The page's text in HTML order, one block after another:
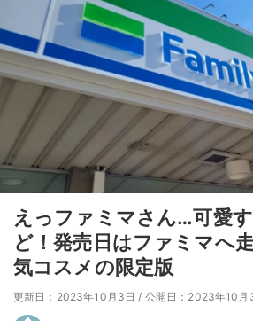
えっファミマさん…可愛
ど！発売日はファミマへ
気コスメの限定版
更新日：2023年10月3日 / 公開日：2023年10月